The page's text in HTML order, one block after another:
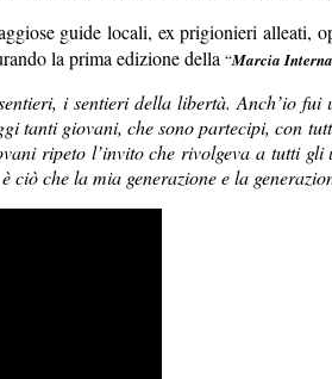
guide locali, ex prigionieri alleati,
la prima edizione della “Marcia
isentieri della libertà. Anch’io fui
tanti giovani, che sono partecipi, con
ripeto l’invito che rivolgeva a tutti
ciò che la mia generazione e la